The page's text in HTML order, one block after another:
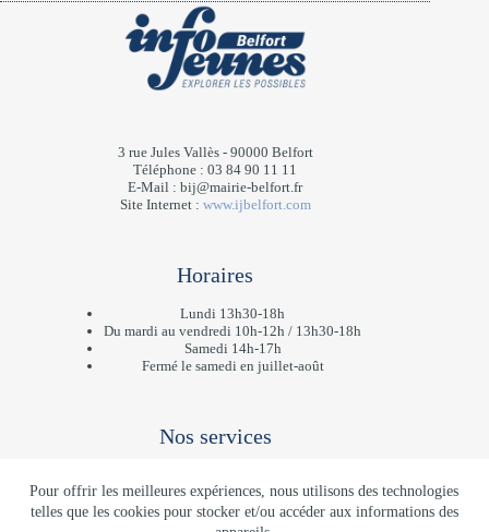
Pour offrir les meilleures expériences, nous utilisons des technologies
telles que les cookies pour stocker et/ou accéder aux informations des
3 rue Jules Vallès - 90000 Belfort
Téléphone : 03 84 90 11 11
E-Mail :bij@mairie-belfort.fr
Site Internet : www.ijbelfort.com
Horaires
Lundi 13h30-18h
Du mardi au vendredi 10h-12h / 13h30-18h
Samedi 14h-17h
Fermé le samedi en juillet-août
Nos services
Carte Avantages Jeunes
Jobs
Logement